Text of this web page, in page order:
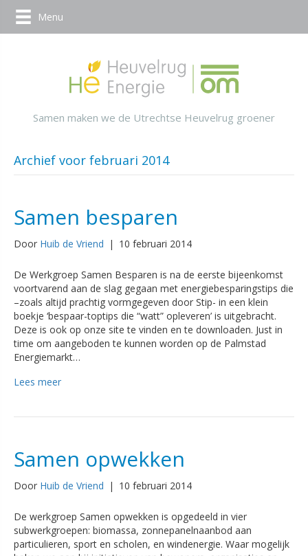
Menu
Samen maken we de Utrechtse Heuvelrug groener
Archief voor februari 2014
Samen besparen
Door Huib de Vriend | 10 februari 2014
De Werkgroep Samen Besparen is na de eerste bijeenkomst
voortvarend aan de slag gegaan met energiebesparingstips die
–zoals altijd prachtig vormgegeven door Stip- in een klein
boekje ‘bespaar-toptips die “watt” opleveren’ is uitgebracht.
Deze is ook op onze site te vinden en te downloaden. Just in
time om aangeboden te kunnen worden op de Palmstad
Energiemarkt…
Lees meer
Samen opwekken
Door Huib de Vriend | 10 februari 2014
De werkgroep Samen opwekken is opgedeeld in vier
subwerkgroepen: biomassa, zonnepanelnaanbod aan
particulieren, sport en scholen, en windenergie. Waar mogelijk